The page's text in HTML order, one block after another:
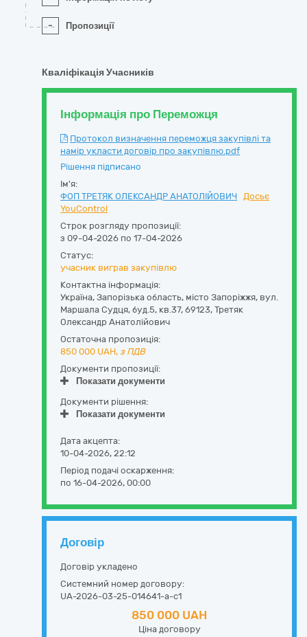
- Пропозиції
Кваліфікація Учасників
Інформація про Переможця
Протокол визначення переможця закупівлі та
намір укласти договір про закупівлю.pdf
Рішення підписано
Ім'я:
ФОП ТРЕТЯК ОЛЕКСАНДР АНАТОЛІЙОВИЧ
Досьє
YouControl
Строк розгляду пропозиції:
з 09-04-2026 по 17-04-2026
Статус:
учасник виграв закупівлю
Контактна інформація:
Україна, Запорізька область, місто Запоріжжя, вул.
Маршала Судця, буд.5, кв.37, 69123, Третяк
Олександр Анатолійович
Остаточна пропозиція:
850 000 UAH, з ПДВ
Документи пропозиції:
Показати документи
Документи рішення:
Показати документи
Дата акцепта:
10-04-2026, 22:12
Період подачі оскарження:
по 16-04-2026, 00:00
Договір
Договір укладено
Системний номер договору:
UA-2026-03-25-014641-a-c1
850 000 UAH
Ціна договору